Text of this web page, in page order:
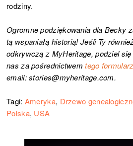
rodziny.
Ogromne podziękowania dla Becky
tą wspaniałą historią! Jeśli Ty
odkrywczą z MyHeritage, podziel
nas za pośrednictwemtego
email: stories@myheritage.com.
Tagi: Ameryka, Drzewo
Polska, USA